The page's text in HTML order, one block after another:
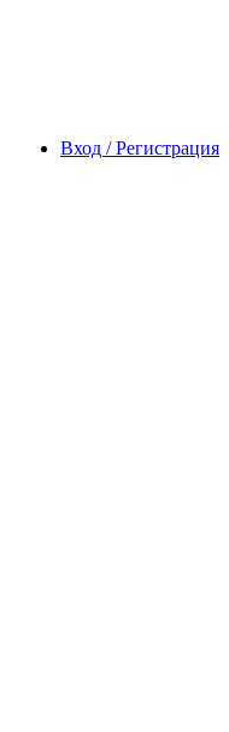
Вход / Регистрация